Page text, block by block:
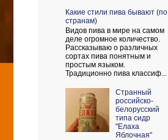
Какие стили пива бывают (по
странам)
Видов пива в мире на самом
деле огромное количество.
Рассказываю о различных
сортах пива понятным и
простым языком.
Традиционно пива классиф...
Странный
российско-
белорусский
типа сидр
"Елаха
Яблочная"